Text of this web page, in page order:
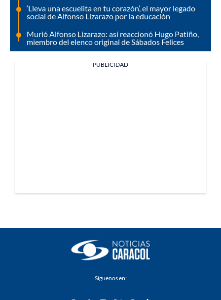
‘Lleva una escuelita en tu corazón’, el mayor legado
social de Alfonso Lizarazo por la educación
Murió Alfonso Lizarazo: así reaccionó Hugo Patiño,
miembro del elenco original de Sábados Felices
PUBLICIDAD
Síguenos en: